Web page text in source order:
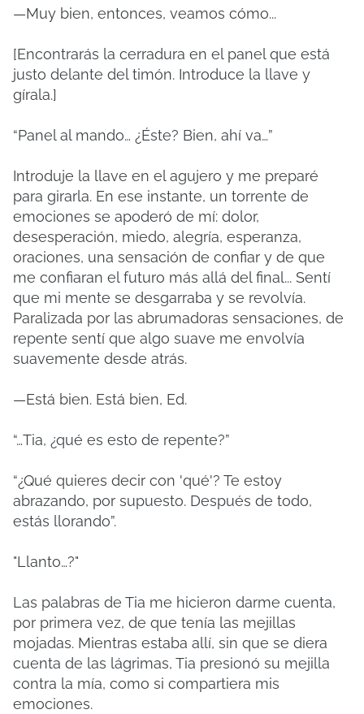
—Muy bien, entonces, veamos cómo...
[Encontrarás la cerradura en el panel que está
justo delante del timón. Introduce la llave y
gírala.]
“Panel al mando… ¿Éste? Bien, ahí va…”
Introduje la llave en el agujero y me preparé
para girarla. En ese instante, un torrente de
emociones se apoderó de mí: dolor,
desesperación, miedo, alegría, esperanza,
oraciones, una sensación de confiar y de que
me confiaran el futuro más allá del final... Sentí
que mi mente se desgarraba y se revolvía.
Paralizada por las abrumadoras sensaciones, de
repente sentí que algo suave me envolvía
suavemente desde atrás.
—Está bien. Está bien, Ed.
“…Tia, ¿qué es esto de repente?”
“¿Qué quieres decir con 'qué'? Te estoy
abrazando, por supuesto. Después de todo,
estás llorando”.
"Llanto…?"
Las palabras de Tia me hicieron darme cuenta,
por primera vez, de que tenía las mejillas
mojadas. Mientras estaba allí, sin que se diera
cuenta de las lágrimas, Tia presionó su mejilla
contra la mía, como si compartiera mis
emociones.